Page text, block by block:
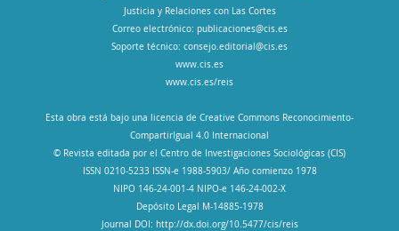
Justicia y Relaciones con Las Cortes
Correo electrónico: publicaciones@cis.es
Soporte técnico: consejo.editorial@cis.es
www.cis.es
www.cis.es/reis
Esta obra está bajo una licencia de Creative Commons Reconocimiento-
CompartirIgual 4.0 Internacional
© Revista editada por el Centro de Investigaciones Sociológicas (CIS)
ISSN 0210-5233 ISSN-e 1988-5903/ Año comienzo 1978
NIPO 146-24-001-4 NIPO-e 146-24-002-X
Depósito Legal M-14885-1978
Journal DOI: http://dx.doi.org/10.5477/cis/reis